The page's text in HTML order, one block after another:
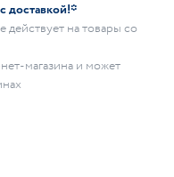
доставкой!*
на товары со
магазина и может